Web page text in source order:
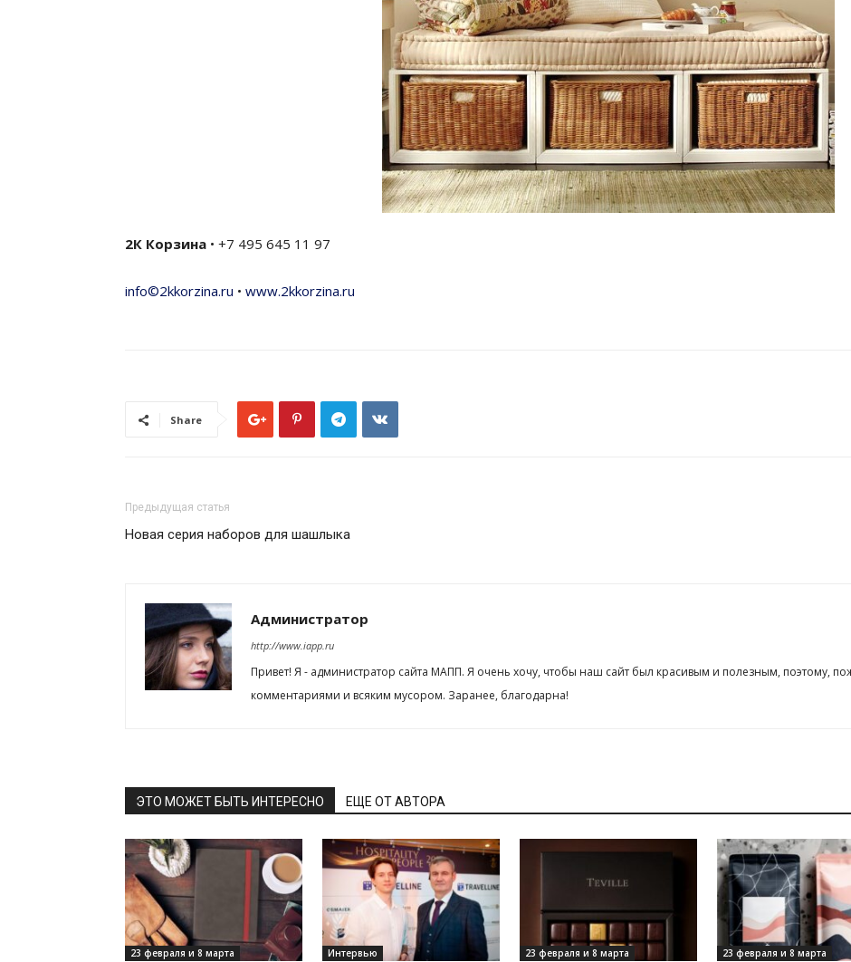
2К Корзина • +7 495 645 11 97
info©2kkorzina.ru • www.2kkorzina.ru
Share
Предыдущая статья
Новая серия наборов для шашлыка
Администратор
http://www.iapp.ru
Привет! Я - администратор сайта МАПП. Я очень хочу, чтобы наш сайт был красивым и полезным, поэтому,
комментариями и всяким мусором. Заранее, благодарна!
ЭТО МОЖЕТ БЫТЬ ИНТЕРЕСНО ЕЩЕ ОТ АВТОРА
23 февраля и 8 марта Интервью 23 февраля и 8 марта 23 февраля и 8 марта